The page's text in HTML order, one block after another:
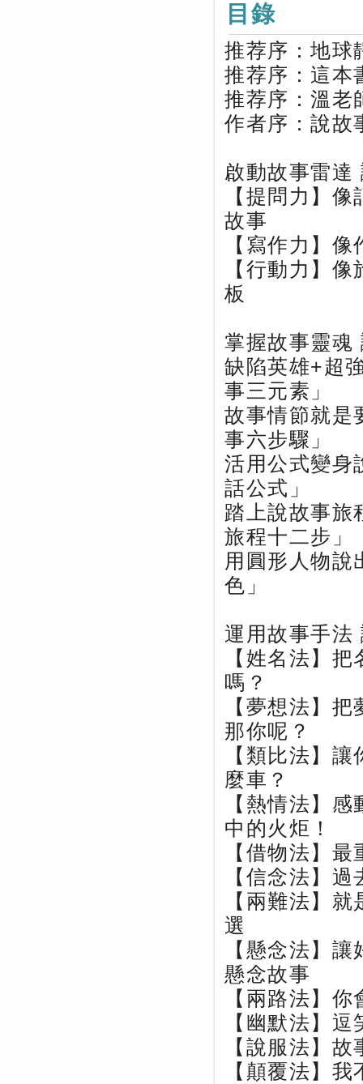
目錄
推荐序：地球
推荐序
推荐序：溫老
作者序：說故
啟動故事雷達
【提問力】
故事
【寫作力】
【行動力】
板
掌握故事靈魂
缺陷英雄+超
事三元素」
故事情節就是
事六步驟」
活用公式變身
話公式」
踏上說故事旅
旅程十二步」
用圓形人物說
色」
運用故事手法
【姓名法】
嗎？
【夢想法】
那你呢？
【類比法】
麼車？
【熱情法】
中的火炬！
【借物法】
【信念法】
【兩難法】
選
【懸念法】
懸念故事
【兩路法】
【幽默法】
【說服法】
【顛覆法】